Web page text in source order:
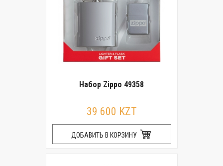
Набор Zippo 49358
39 600 KZT
ДОБАВИТЬ В КОРЗИНУ